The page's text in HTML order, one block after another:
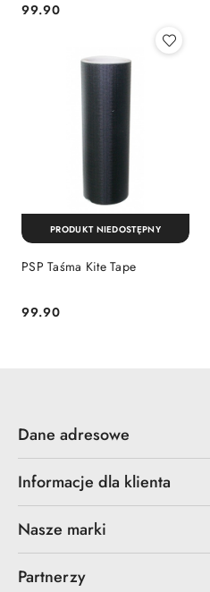
Cena:
99.90
PSP Taśma Kite Tape
Cena:
99.90
PRODUKT NIEDOSTĘPNY
Dane adresowe
Informacje dla klienta
Nasze marki
Partnerzy